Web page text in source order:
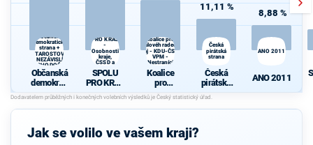
Občanská
demokratická
strana +
STAROSTOVÉ
A NEZÁVISLÍ a
VÝCHODOČEŠI
Občanská
demokrati
cká strana
+
STAROST
NEZÁVISL
PRO KRAJ
-
Osobnosti
kraje,
ČSSD a
SPOLU
PRO KRAJ
Osobnosti
kraje,
Zelení
Koalice pro
Královéhradecký
kraj - KDU-ČSL -
VPM -
Nestraníci
Koalice
pro
Královéhra
decký kraj
- KDU-
VPM -
11,11 %
Česká
pirátská
strana
Česká
pirátská
strana
8,88 %
ANO 2011
ANO 2011
Jak se volilo ve vašem kraji?